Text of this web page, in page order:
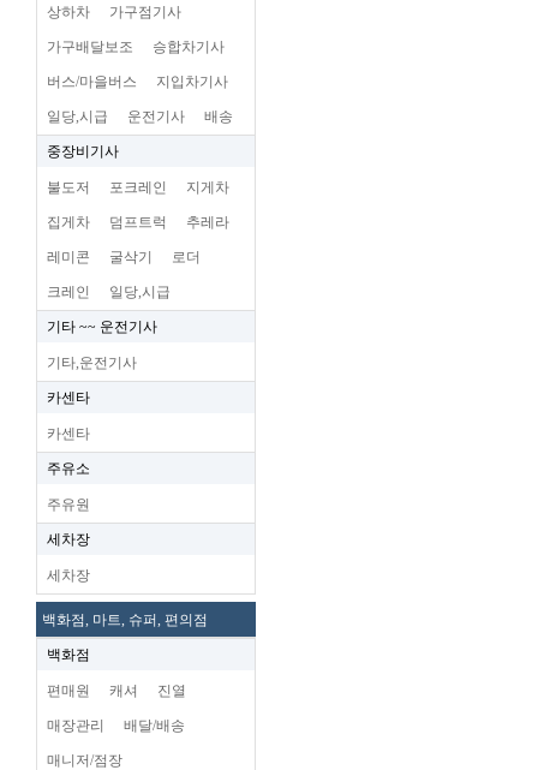
상하차 가구점기사
가구배달보조 승합차기사
버스/마을버스 지입차기사
일당,시급 운전기사 배송
중장비기사
불도저 포크레인 지게차
집게차 덤프트럭 추레라
레미콘 굴삭기 로더
크레인 일당,시급
기타 ~~ 운전기사
기타,운전기사
카센타
카센타
주유소
주유원
세차장
세차장
백화점, 마트, 슈퍼, 편의점
백화점
편매원 캐셔 진열
매장관리 배달/배송
매니저/점장